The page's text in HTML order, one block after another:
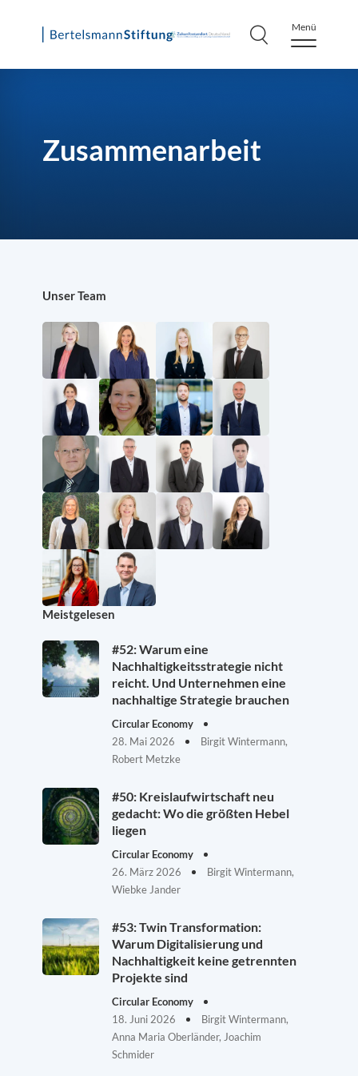
Skip
Menü
Zusammenarbeit
Unser Team
Meistgelesen
#52: Warum eine
Nachhaltigkeitsstrategie nicht
reicht. Und Unternehmen eine
nachhaltige Strategie brauchen
Circular Economy
28. Mai 2026
Birgit Wintermann,
Robert Metzke
#50: Kreislaufwirtschaft neu
gedacht: Wo die größten Hebel
liegen
Circular Economy
26. März 2026
Birgit Wintermann,
Wiebke Jander
#53: Twin Transformation:
Warum Digitalisierung und
Nachhaltigkeit keine getrennten
Projekte sind
Circular Economy
18. Juni 2026
Birgit Wintermann,
Anna Maria Oberländer, Joachim
Schmider